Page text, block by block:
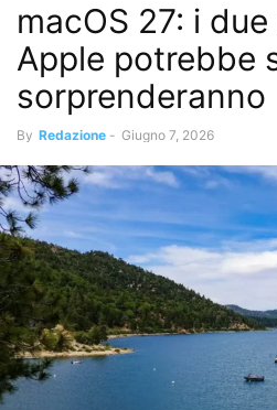
macOS 27: i
Apple potrebbe
sorprenderanno
By Redazione - Giugno 7, 2026